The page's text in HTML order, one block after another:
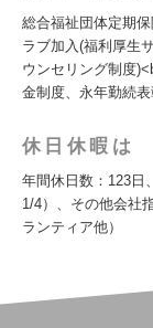
総合福祉団体定期
ラブ加入(福利厚生
ウンセリング制度
金制度、永年勤続
休日休暇は
年間休日数：123日
1/4）、その他会社
ランティア他）